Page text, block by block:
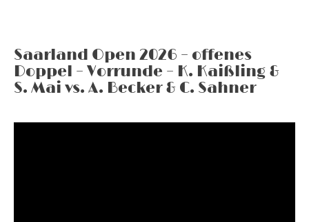
Saarland Open 2026 – offenes
Doppel – Vorrunde – K. Kaißling &
S. Mai vs. A. Becker & C. Sahner